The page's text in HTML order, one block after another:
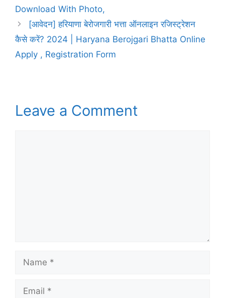
Download With Photo,
[आवेदन] हरियाणा बेरोजगारी भत्ता ऑनलाइन रजिस्ट्रेशन
कैसे करें? 2024 | Haryana Berojgari Bhatta Online
Apply , Registration Form
Leave a Comment
Name
Email